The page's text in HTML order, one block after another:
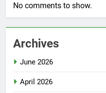
No comments to show.
Archives
June 2026
April 2026